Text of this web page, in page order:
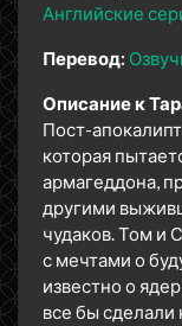
Английские
Перевод:
Описание к
Пост-
которая
армагеддона,
другими
чудаков. Том и
с мечтами о
известно о
все бы сделали